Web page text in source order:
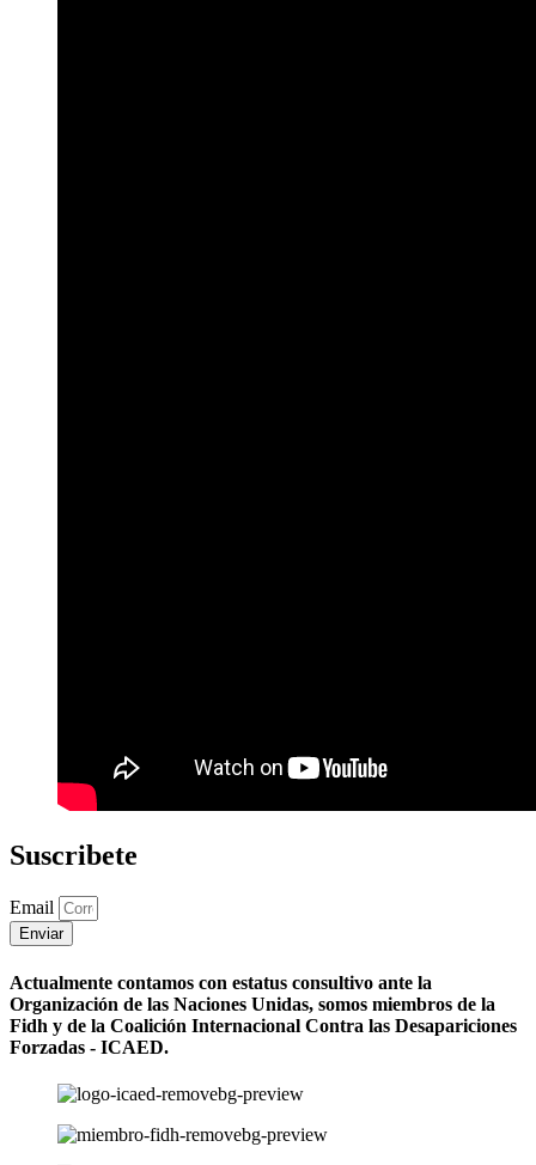
Suscribete
Email
Enviar
Actualmente contamos con estatus consultivo ante la
Organización de las Naciones Unidas, somos miembros de la
Fidh y de la Coalición Internacional Contra las Desapariciones
Forzadas - ICAED.